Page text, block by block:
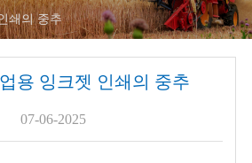
쇄의 중추
용 잉크젯 인쇄의 중추
07-06-2025